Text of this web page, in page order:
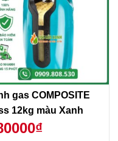
gas COMPOSITE
12kg màu Xanh